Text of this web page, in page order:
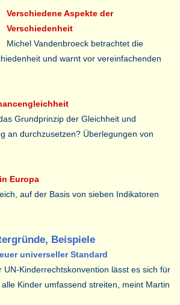
Verschiedene Aspekte der
Verschiedenheit
Michel Vandenbroeck betrachtet die
und warnt vor vereinfachenden
Grundprinzip der Gleichheit und
an durchzusetzen? Überlegungen von
Europa
auf der Basis von sieben Indikatoren
Beispiele
universeller Standard
UN-Kinderrechtskonvention lässt es sich für
Kinder umfassend streiten, meint Martin